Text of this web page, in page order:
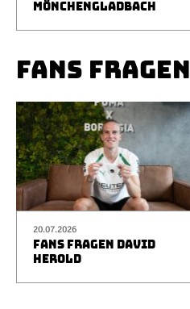
MÖNCHENGLADBACH
FANS FRAGEN
20.07.2026
FANS FRAGEN DAVID
HEROLD